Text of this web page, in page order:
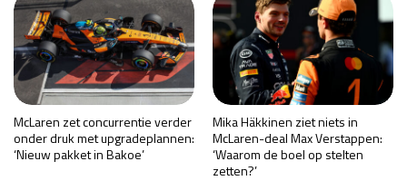
McLaren zet concurrentie verder
onder druk met upgradeplannen:
‘Nieuw pakket in Bakoe’
Mika Häkkinen ziet niets in
McLaren-deal Max Verstappen:
‘Waarom de boel op stelten
zetten?’